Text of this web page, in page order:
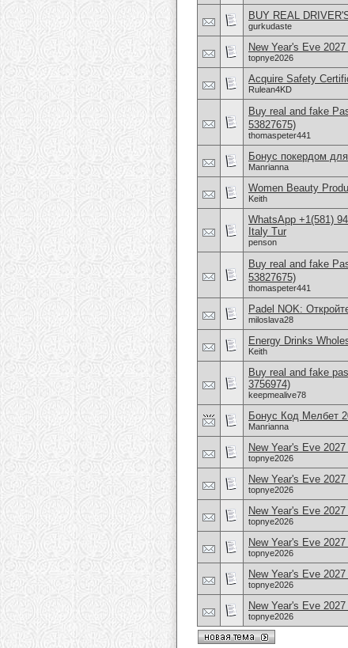
BUY REAL
gurkudaste
New Year's Eve
topnye2026
Acquire Safety
Rulean4KD
Buy real and fake
53827675)
thomaspeter441
Бонус покердом
Manrianna
Women Beauty
Keith
WhatsApp +1(581)
Italy Tur
penson
Buy real and fake
53827675)
thomaspeter441
Padel NOK:
miloslava28
Energy Drinks
Keith
Buy real and fake
3756974)
keepmealive78
Бонус Код Мелбет
Manrianna
New Year's Eve
topnye2026
New Year's Eve
topnye2026
New Year's Eve
topnye2026
New Year's Eve
topnye2026
New Year's Eve
topnye2026
New Year's Eve
topnye2026